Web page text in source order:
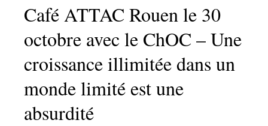
Café ATTAC Rouen le 30
octobre avec le ChOC – Une
croissance illimitée dans un
monde limité est une
absurdité